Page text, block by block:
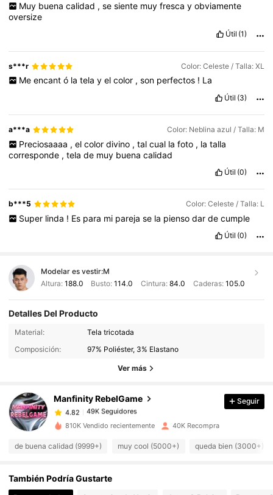
Muy buena calidad , se siente muy fresca y obviamente
oversize
Útil (1)
s***r Color: Celeste / Talla: XL
Me encant ó la tela y el color , son perfectos ! La
Útil (3)
a***a Color: Neblina azul / Talla: M
Preciosaaaa , el color divino , tal cual la foto , la talla
corresponde ,telade muy buenacalidad
Útil (0)
b***5 Color: Celeste / Talla: L
Super linda ! Es para mi pareja se la pienso dar de cumple
Útil (0)
Modelar es vestir:M
Altura: 188.0 Busto:114.0 Cintura: 84.0 Caderas: 105.0
Detalles Del Producto
Material:
Tela tricotada
Composición:
97% Poliéster, 3% Elastano
Ver más
Manfinity RebelGame
49K Seguidores
49K Seguidores
49K Seguidores
4.82
49K Seguidores
4.82
49K Seguidores
4.82 49K Seguidores
Seguir
810K Vendido recientemente 40K Recompra
de buena calidad (9999+) muy cool (5000+) queda bien (3000+)
También Podría Gustarte